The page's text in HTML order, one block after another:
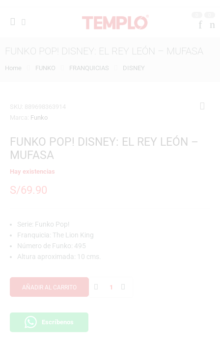
FUNKO POP! DISNEY: EL REY LEÓN – MUFASA
Home FUNKO FRANQUICIAS DISNEY
SKU: 889698363914
Marca: Funko
FUNKO POP! DISNEY: EL REY LEÓN –
MUFASA
Hay existencias
S/69.90
Serie: Funko Pop!
Franquicia: The Lion King
Número de Funko: 495
Altura aproximada: 10 cms.
AÑADIR AL CARRITO
Escríbenos